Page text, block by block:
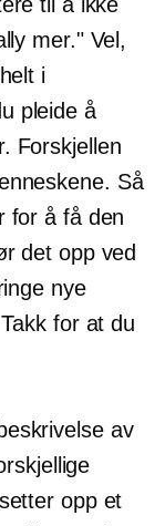
mer." Vel,
i
pleide å
Forskjellen
Så
for å få den
det opp ved
nye
for at du
av
opp et